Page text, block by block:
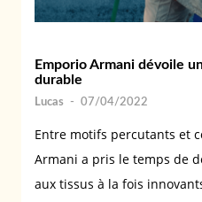
Emporio Armani dévoile
durable
Lucas - 07/04/2022
Entre motifs percutants et
Armani a pris le temps de
aux tissus à la fois